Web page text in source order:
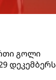
გოლი
დეკემბერს